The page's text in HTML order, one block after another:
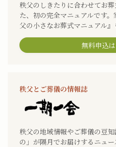
秩父のしきたりに合わせてお
た、初の完全マニュアルです
父の小さなお葬式マニュアル』
無料申込
秩父とご葬儀の情報誌
秩父の地域情報やご葬儀の豆
の」が隔月でお届けするニュー